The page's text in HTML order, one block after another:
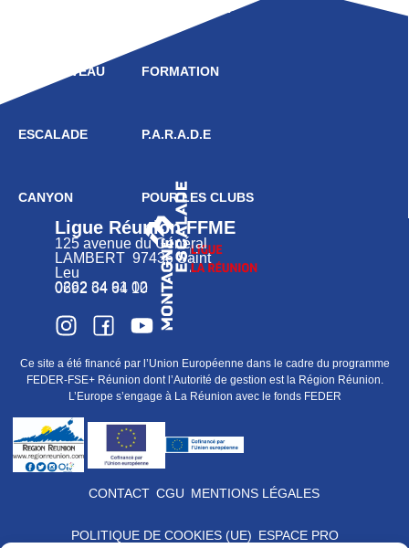
HAUT NIVEAU
ESCALADE
CANYON
FORMATION
P.A.R.A.D.E
POUR LES CLUBS
Ligue Réunion FFME
125 avenue du Général
LAMBERT 97436 Saint
Leu
0262 34 91 02
0692 64 64 10
Ce site a été financé par l’Union Européenne dans le cadre du programme
FEDER-FSE+ Réunion dont l’Autorité de gestion est la Région Réunion.
L’Europe s’engage à La Réunion avec le fonds FEDER
CONTACT CGU MENTIONS LÉGALES
POLITIQUE DE COOKIES (UE) ESPACE PRO